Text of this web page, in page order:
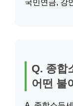
국민연금, 강
Q. 종합
어떤 불